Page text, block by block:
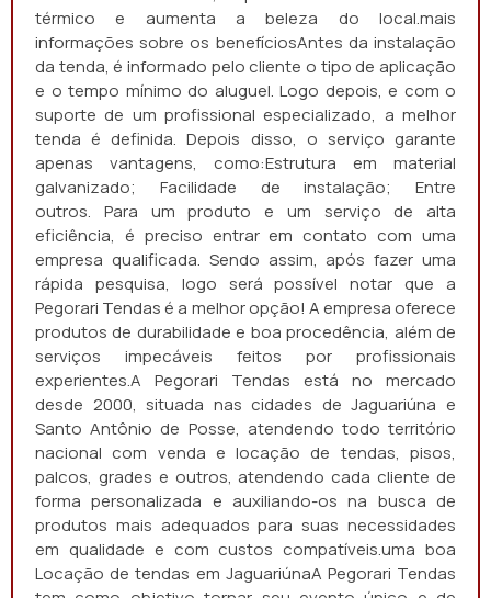
térmico e aumenta a beleza do local.mais
informações sobre os benefíciosAntes da instalação
da tenda, é informado pelo cliente o tipo de aplicação
e o tempo mínimo do aluguel. Logo depois, e com o
suporte de um profissional especializado, a melhor
tenda é definida. Depois disso, o serviço garante
apenas vantagens, como:Estrutura em material
galvanizado; Facilidade de instalação; Entre
outros. Para um produto e um serviço de alta
eficiência, é preciso entrar em contato com uma
empresa qualificada. Sendo assim, após fazer uma
rápida pesquisa, logo será possível notar que a
Pegorari Tendas é a melhor opção! A empresa oferece
produtos de durabilidade e boa procedência, além de
serviços impecáveis feitos por profissionais
experientes.A Pegorari Tendas está no mercado
desde 2000, situada nas cidades de Jaguariúna e
Santo Antônio de Posse, atendendo todo território
nacional com venda e locação de tendas, pisos,
palcos, grades e outros, atendendo cada cliente de
forma personalizada e auxiliando-os na busca de
produtos mais adequados para suas necessidades
em qualidade e com custos compatíveis.uma boa
Locação de tendas em JaguariúnaA Pegorari Tendas